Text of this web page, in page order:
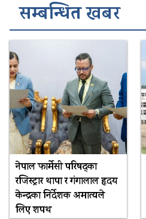
सम्बन्धित खबर
नेपाल फार्मेसी परिषद्का
रजिस्ट्रार थापा र गंगालाल हृदय
केन्द्रका निर्देशक अमात्यले
लिए शपथ